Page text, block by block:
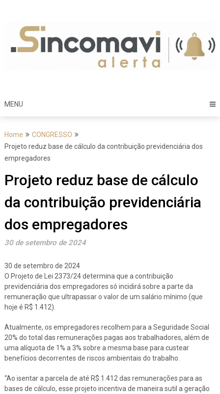
content
MENU
Home
CONGRESSO
Projeto reduz base de cálculo da contribuição previdenciária dos
empregadores
Projeto reduz base de cálculo
da contribuição previdenciária
dos empregadores
30 de setembro de 2024
30 de setembro de 2024
O Projeto de Lei 2373/24 determina que a contribuição
previdenciária dos empregadores só incidirá sobre a parte da
remuneração que ultrapassar o valor de um salário mínimo (que
hoje é R$ 1.412).
Atualmente, os empregadores recolhem para a Seguridade Social
20% do total das remunerações pagas aos trabalhadores, além de
uma alíquota de 1% a 3% sobre a mesma base para custear
benefícios decorrentes de riscos ambientais do trabalho.
“Ao isentar a parcela de até R$ 1.412 das remunerações para as
bases de cálculo, esse projeto incentiva de maneira sutil a geração